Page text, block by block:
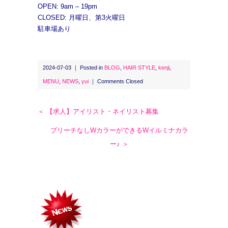
OPEN: 9am – 19pm
CLOSED: 月曜日、第3火曜日
駐車場あり
2024-07-03 ｜ Posted in BLOG HAIR STYLE kenji
MENU NEWS yui Comments Closed
＜ 【求人】アイリスト・ネイリスト募集
ブリーチなしWカラーができるWイルミナカラ
ー♪ ＞